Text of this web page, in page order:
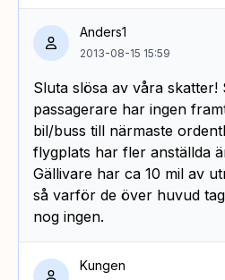
Anders1
2013-08-15 15:59
Sluta slösa av våra
passagerare har ingen
bil/buss till närmaste
flygplats har fler anställda
Gällivare har ca 10 mil av
så varför de över huvud
nog ingen.
Kungen